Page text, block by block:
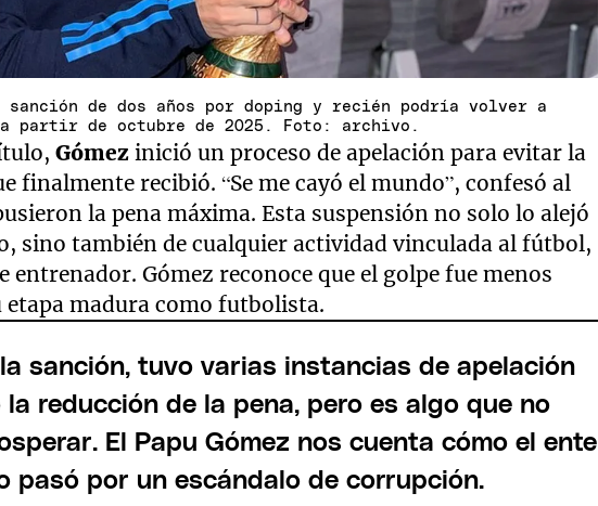
sanción de dos años por doping y recién podría volver a
partir de octubre de 2025. Foto: archivo.
Gómezinició un proceso de apelación para evitar la
finalmente recibió. “Se me cayó el mundo”, confesó al
la pena máxima. Esta suspensión no solo lo alejó
sino también de cualquier actividad vinculada al fútbol,
entrenador. Gómez reconoce que el golpe fue menos
etapa madura como futbolista.
sanción, tuvo varias instancias de apelación
la reducción de la pena, pero es algo que no
El Papu Gómez nos cuenta cómo el ente
pasó por un escándalo de corrupción.